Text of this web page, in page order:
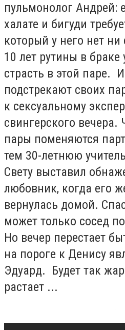
пульмонолог Андрей:
халате и бигуди
который у него нет
10 лет рутины в
страсть в этой паре.
подстрекают своих
к сексуальному
свингерского вечера.
пары поменяются
тем 30-летнюю
Свету выставил
любовник, когда его
вернулась домой.
может только сосед
Но вечер перестает
на пороге к Денису
Эдуард. Будет так
растает ...